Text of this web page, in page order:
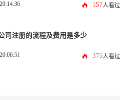
157人看过
司注册的流程及费用是多少
375人看过